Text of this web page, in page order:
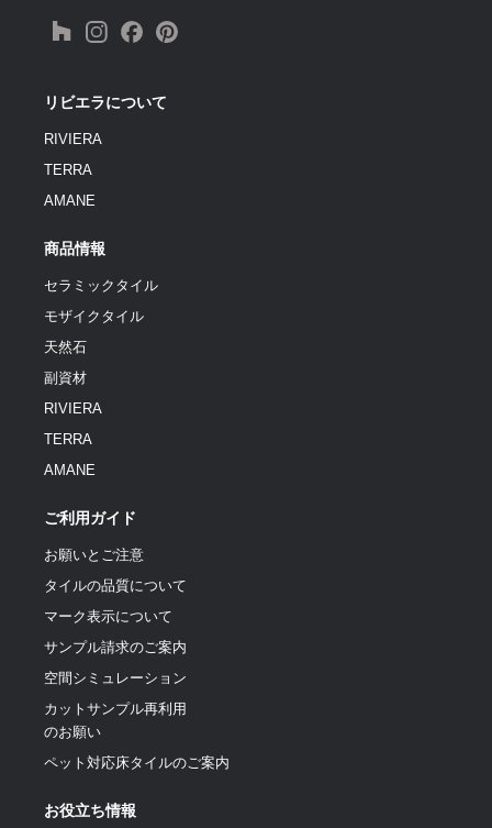
リビエラについて
RIVIERA
TERRA
AMANE
商品情報
セラミックタイル
モザイクタイル
天然石
副資材
RIVIERA
TERRA
AMANE
ご利用ガイド
お願いとご注意
タイルの品質について
マーク表示について
サンプル請求のご案内
空間シミュレーション
カットサンプル再利用
のお願い
ペット対応床タイルのご案内
お役立ち情報